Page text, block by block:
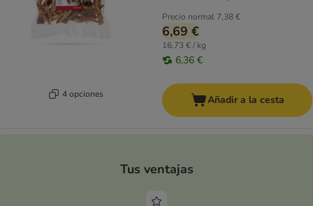
4 opciones
Precio normal 7,38 €
6,69 €
16,73 € / kg
6,36 €
Añadir a la cesta
Tus ventajas